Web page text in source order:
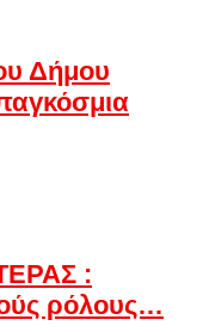
Δήμου
:
ρόλους…